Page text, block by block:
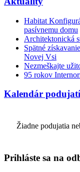
Habitat
pasívnemu domu
Architektonická
Spätné
Novej Vsi
Nezmeškajte
95 rokov
Kalendár podujatí
Žiadne podujatia
Prihláste sa na